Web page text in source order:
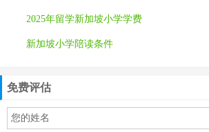
2025年留学新加坡小学学费
新加坡小学陪读条件
免费评估